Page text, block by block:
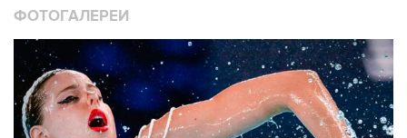
ФОТОГАЛЕРЕИ